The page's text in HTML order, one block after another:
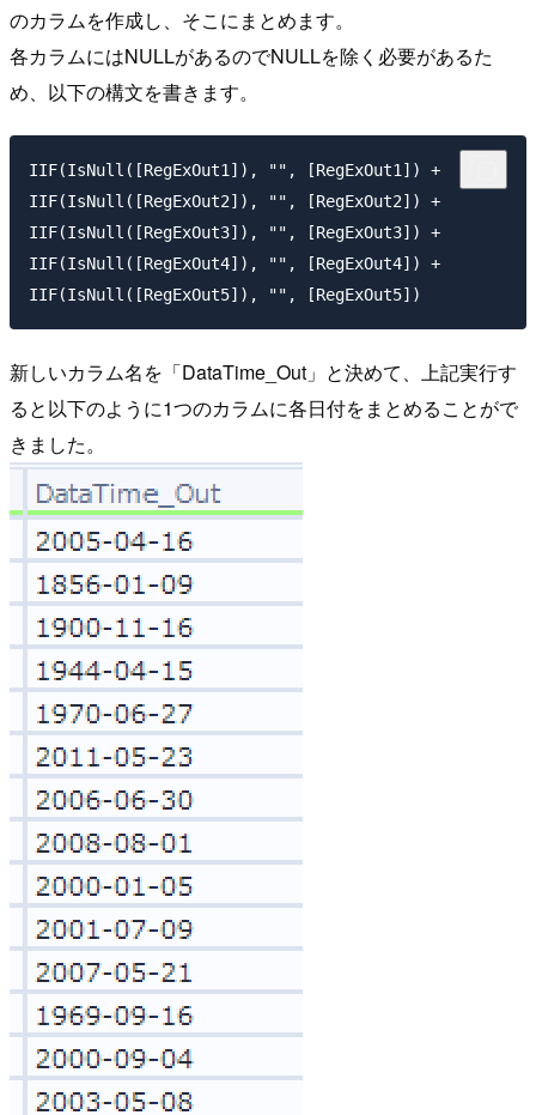
のカラムを作成し、そこにまとめます。
各カラムにはNULLがあるのでNULLを除く必要があるた
め、以下の構文を書きます。
IIF(IsNull([RegExOut1]), "", [RegExOut1]) +
IIF(IsNull([RegExOut2]), "", [RegExOut2]) +
IIF(IsNull([RegExOut3]), "", [RegExOut3]) +
IIF(IsNull([RegExOut4]), "", [RegExOut4]) +
新しいカラム名を「DataTime_Out」と決めて、上記実行す
ると以下のように1つのカラムに各日付をまとめることがで
きました。